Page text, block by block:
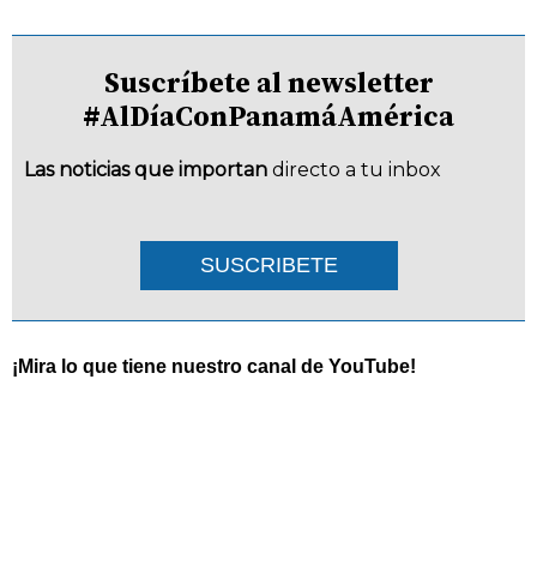
Suscríbete al newsletter
#AlDíaConPanamáAmérica
Las noticias que importan directo a tu inbox
SUSCRIBETE
¡Mira lo que tiene nuestro canal de YouTube!